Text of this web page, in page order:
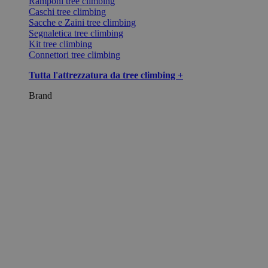
Caschi tree climbing
Sacche e Zaini tree climbing
Segnaletica tree climbing
Kit tree climbing
Connettori tree climbing
Tutta l'attrezzatura da tree climbing +
Brand